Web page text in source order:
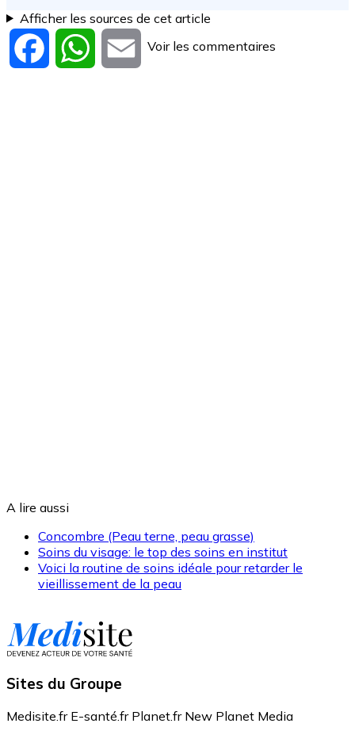
Afficher les sources de cet article
Facebook WhatsApp
Email
Voir les commentaires
A lire aussi
Concombre (Peau terne, peau grasse)
Soins du visage: le top des soins en institut
Voici la routine de soins idéale pour retarder le
vieillissement de la peau
Sites du Groupe
Medisite.fr E-santé.fr Planet.fr New Planet Media